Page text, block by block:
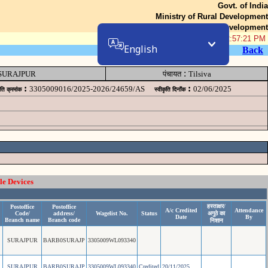
Govt. of India
Ministry of Rural Development
Department of Rural Development
09-Aug-2026 12:57:21 PM
Back
पंचायत: Tilsiva
क्रमांक : 3305009016/2025-2026/24659/AS स्वीकृति दिनॉंक : 02/06/2025
Devices
Postoffice
Code/
Branch name
Postoffice
address/
Branch code
Wagelist No. Status
A/c Credited
Date
हस्ताक्षर/
अगुठे का
निशान
Attendance
By
SURAJPUR BARB0SURAJP 3305009WL093340
SURAJPUR BARB0SURAJP 3305009WL093340 Credited 20/11/2025
English